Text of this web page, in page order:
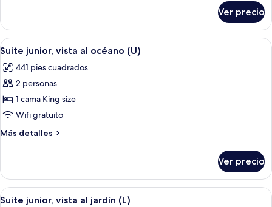
al
océano
(L)
junior,
vista
parcial
océano
(L)
Ver precio
Abrir
todas
las
fotos
de
Suite
junior,
vista
océano
(U)
Habitación de hotel moderna con
6
Suite junior, vista al océano (U)
441 pies cuadrados
2 personas
1 cama King size
Wifi gratuito
Más detalles
Más
junior,
vista
al
Ver precio
Abrir
Una habitación de hotel moderna
6
Suite junior, vista al jardín (L)